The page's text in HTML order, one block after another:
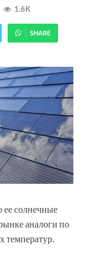
1.6K
SHARE
ее солнечные
аналоги по
температур.